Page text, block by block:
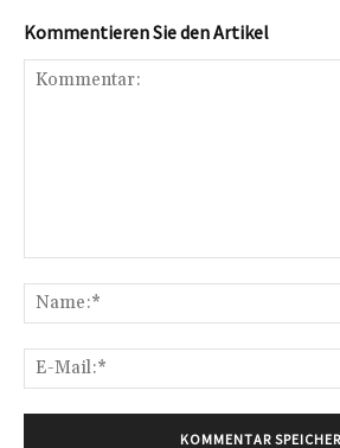
Kommentieren Sie den Artikel